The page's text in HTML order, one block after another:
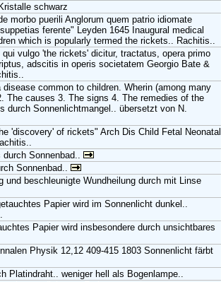
schwarz
morbo puerili Anglorum quem patrio idiomate
ferente" Leyden 1645 Inaugural medical
which is popularly termed the rickets.. Rachitis..
vulgo 'the rickets' dicitur, tractatus, opera primo
adscitis in operis societatem Georgio Bate &
common to children. Wherin (among many
The causes 3. The signs 4. The remedies of the
durch Sonnenlichtmangel.. übersetzt von N.
'discovery' of rickets" Arch Dis Child Fetal Neonatal
Sonnenbad..
Sonnenbad..
und beschleunigte Wundheilung durch mit Linse
Papier wird im Sonnenlicht dunkel..
Papier wird insbesondere durch unsichtbares
Physik 12,12 409-415 1803 Sonnenlicht färbt
weniger hell als Bogenlampe..